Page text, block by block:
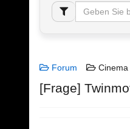
Forum Cinema
[Frage]